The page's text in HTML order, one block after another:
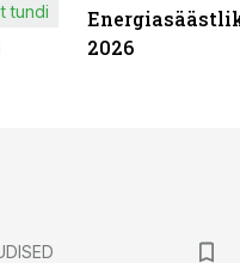
tundi
2026